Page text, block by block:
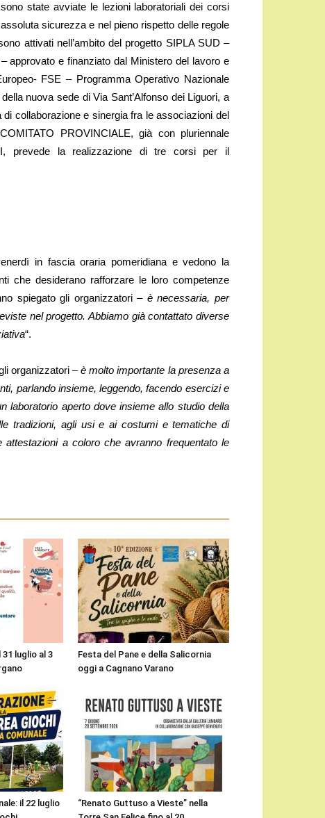
state avviate le lezioni laboratoriali dei corsi
sicurezza e nel pieno rispetto delle regole
attivati nell’ambito del progetto SIPLA SUD –
approvato e finanziato dal Ministero del lavoro e
FSE – Programma Operativo Nazionale
nuova sede di Via Sant’Alfonso dei Liguori, a
di collaborazione e sinergia fra le associazioni del
PROVINCIALE, già con pluriennale
prevede la realizzazione di tre corsi per il
in fascia oraria pomeridiana e vedono la
che desiderano rafforzare le loro competenze
spiegato gli organizzatori – è necessaria, per
nel progetto. Abbiamo già contattato diverse
“.
organizzatori –è molto importante la presenza a
parlando insieme, leggendo, facendo esercizi e
laboratorio aperto dove insieme allo studio della
tradizioni, agli usi e ai costumi e tematiche di
a coloro che avranno frequentato le
luglio al 3
Festa del Pane e della Salicornia
oggi a Cagnano Varano
il 22 luglio
“Renato Guttuso a Vieste” nella